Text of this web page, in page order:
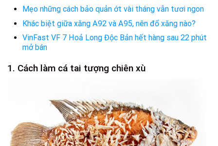
Mẹo những cách bảo quản ớt vài tháng vẫn tươi ngon
Khác biệt giữa xăng A92 và A95, nên đổ xăng nào?
VinFast VF 7 Hoả Long Độc Bản hết hàng sau 22 phút
mở bán
1. Cách làm cá tai tượng chiên xù